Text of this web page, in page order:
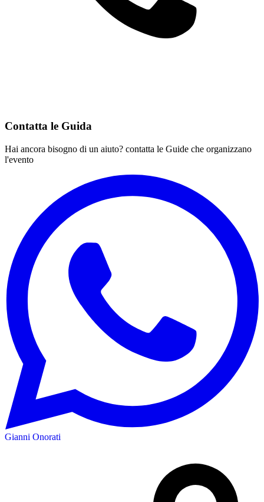
Contatta le Guida
Hai ancora bisogno di un aiuto? contatta le Guide che organizzano
l'evento
Gianni Onorati